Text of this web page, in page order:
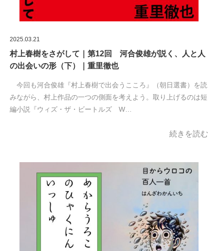
2025.03.21
村上春樹をさがして｜第12回 河合俊雄が説く、人と人
の出会いの形（下）｜重里徹也
今回も河合俊雄『村上春樹で出会うこころ』（朝日選書）を読
みながら、村上作品の一つの側面を考えよう。取り上げるのは短
編小説『ウィズ・ザ・ビートルズ W…
続きを読む